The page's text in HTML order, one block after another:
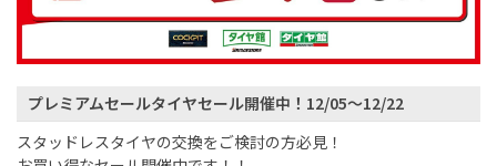
プレミアムセールタイヤセール開催中！12/05～12/22
スタッドレスタイヤの交換をご検討の方必見！